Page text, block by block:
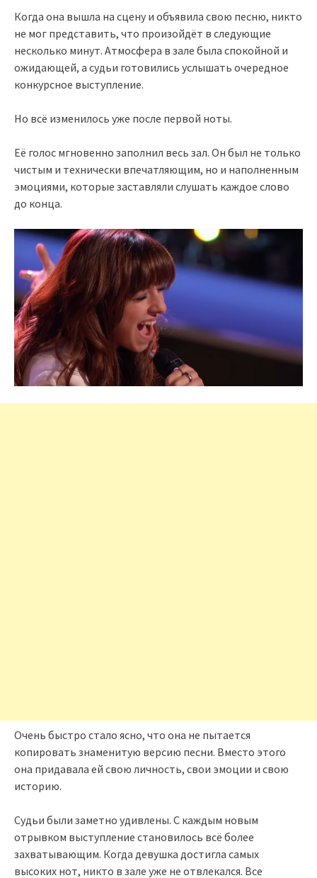
Когда она вышла на сцену и объявила свою песню, никто
не мог представить, что произойдёт в следующие
несколько минут. Атмосфера в зале была спокойной и
ожидающей, а судьи готовились услышать очередное
конкурсное выступление.
Но всё изменилось уже после первой ноты.
Её голос мгновенно заполнил весь зал. Он был не только
чистым и технически впечатляющим, но и наполненным
эмоциями, которые заставляли слушать каждое слово
до конца.
Очень быстро стало ясно, что она не пытается
копировать знаменитую версию песни. Вместо этого
она придавала ей свою личность, свои эмоции и свою
историю.
Судьи были заметно удивлены. С каждым новым
отрывком выступление становилось всё более
захватывающим. Когда девушка достигла самых
высоких нот, никто в зале уже не отвлекался. Все